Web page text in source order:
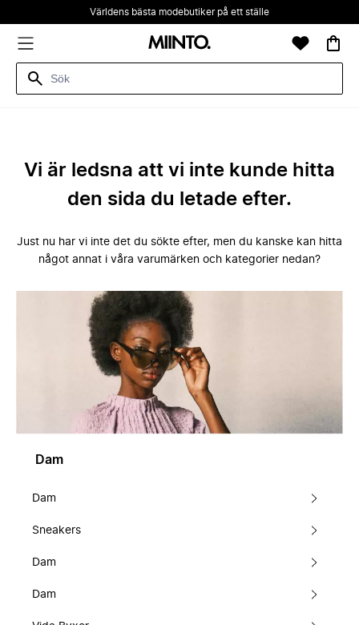
Världens bästa modebutiker på ett ställe
Vi är ledsna att vi inte kunde hitta
den sida du letade efter.
Just nu har vi inte det du sökte efter, men du kanske kan hitta
något annat i våra varumärken och kategorier nedan?
Dam
Dam
Sneakers
Dam
Dam